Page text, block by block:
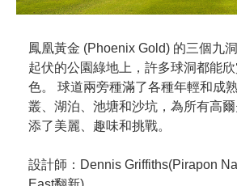
鳳凰黃金 (Phoenix Gold) 的三個九
起伏的公園綠地上，許多球洞都能
色。 球道兩旁種滿了各種年輕和成
叢、湖泊、池塘和沙坑，為所有高
添了美麗、趣味和挑戰。
設計師：Dennis Griffiths(Pirapon